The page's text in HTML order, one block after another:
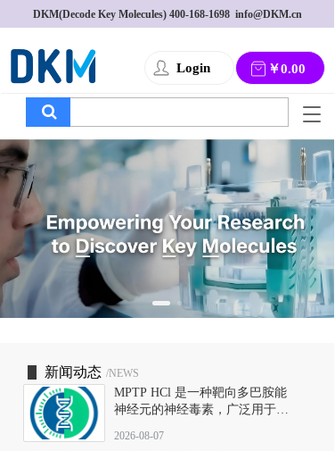
DKM(Decode Key Molecules) 400-168-1698
  info@DKM.cn
Login ￥0.00
T
g
l
e
n
a
v
i
g
a
新闻动态 /NEWS
MPTP HCl 是一种靶向多巴胺能
神经元的神经毒素，广泛用于构
以盐酸盐形式存在，可触发线粒
2026-08-07